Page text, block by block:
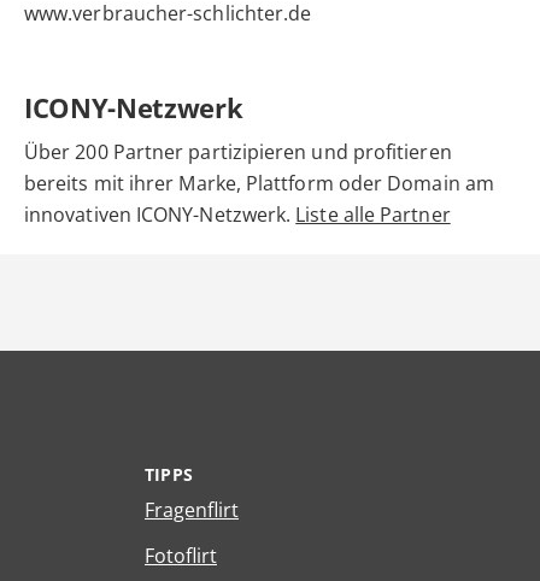
www.verbraucher-schlichter.de
ICONY-Netzwerk
Über 200 Partner partizipieren und profitieren
bereits mit ihrer Marke, Plattform oder Domain am
innovativen ICONY-Netzwerk. Liste alle Partner
TIPPS
Fragenflirt
Fotoflirt